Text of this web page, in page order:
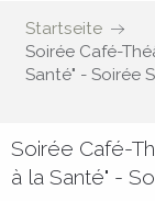
Startseite
Soirée Café-
Santé" - Soirée
Soirée Café-
à la Santé" -